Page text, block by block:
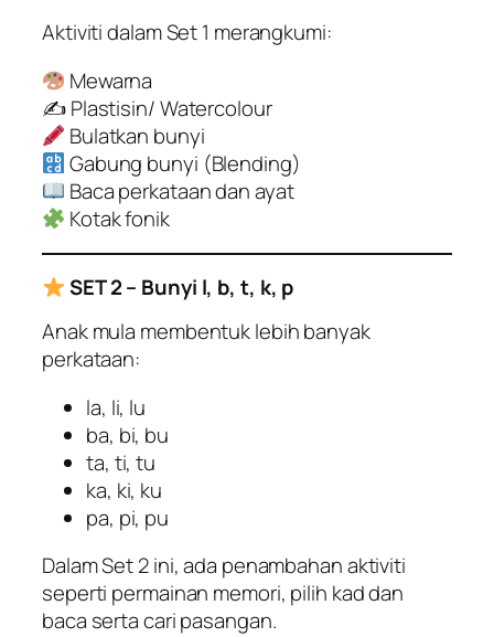
Aktiviti dalam Set 1 merangkumi:
Mewarna
✍️ Plastisin/ Watercolour
Bulatkan bunyi
Gabung bunyi (Blending)
Baca perkataan dan ayat
Kotak fonik
SET 2 – Bunyi l, b, t, k, p
Anak mula membentuk lebih banyak
perkataan:
la, li, lu
ba, bi, bu
ta, ti, tu
ka, ki, ku
pa, pi, pu
Dalam Set 2 ini, ada penambahan aktiviti
seperti permainan memori, pilih kad dan
baca serta cari pasangan.